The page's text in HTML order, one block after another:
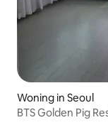
Woning in Seoul
BTS Golden Pig